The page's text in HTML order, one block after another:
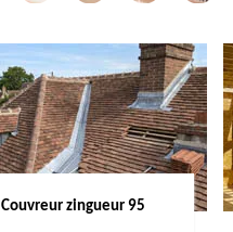
Couvreur zingueur 95